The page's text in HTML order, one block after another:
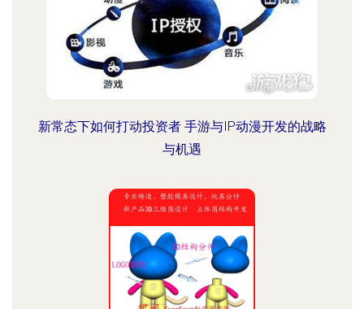
新常态下如何打动投资者 手游与IP动漫开发的战略
与机遇